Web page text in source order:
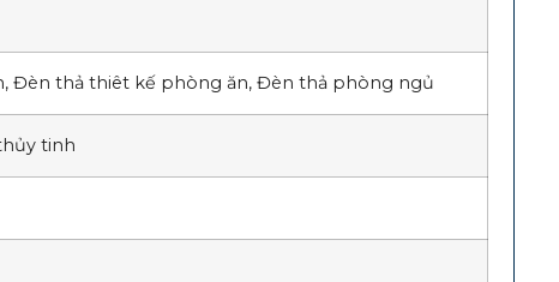
Đèn thả thiêt kế phòng ăn, Đèn thả phòng ngủ
tinh